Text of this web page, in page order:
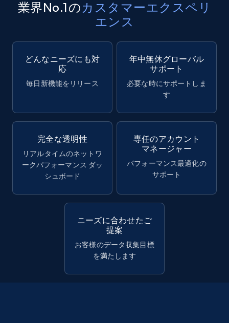
業界No.1のカスタマーエクスペリ
エンス
どんなニーズにも対
応
毎日新機能をリリース
年中無休グローバル
サポート
必要な時にサポートしま
す
完全な透明性
リアルタイムのネットワ
ークパフォーマンス ダッ
シュボード
専任のアカウント
マネージャー
パフォーマンス最適化の
サポート
ニーズに合わせたご
提案
お客様のデータ収集目標
を満たします